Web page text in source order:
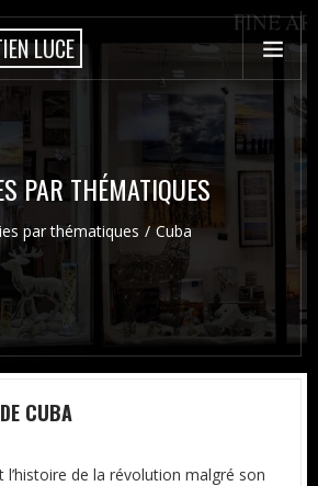
LUCE
PAR THÉMATIQUES
par thématiques Cuba
CUBA
l’histoire de la révolution malgré son